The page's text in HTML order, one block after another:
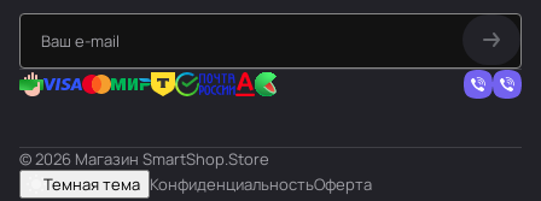
© 2026 Магазин SmartShop.Store
Темная тема КонфиденциальностьОферта